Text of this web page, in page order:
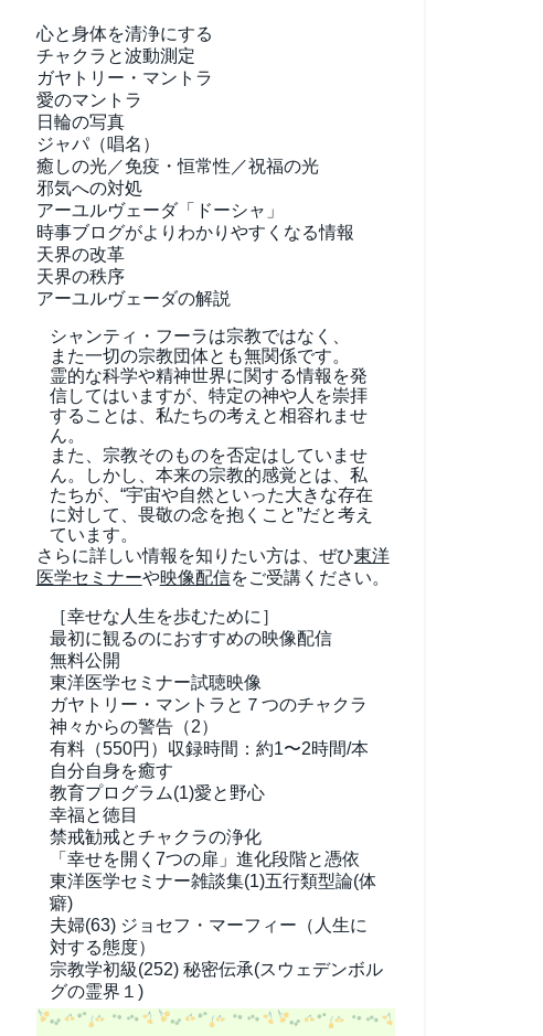
心と身体を清浄にする
チャクラと波動測定
ガヤトリー・マントラ
愛のマントラ
日輪の写真
ジャパ（唱名）
癒しの光／免疫・恒常性／祝福の光
邪気への対処
アーユルヴェーダ「ドーシャ」
時事ブログがよりわかりやすくなる情報
天界の改革
天界の秩序
アーユルヴェーダの解説
シャンティ・フーラは宗教ではなく、
また一切の宗教団体とも無関係です。
霊的な科学や精神世界に関する情報を発
信してはいますが、特定の神や人を崇拝
することは、私たちの考えと相容れませ
ん。
また、宗教そのものを否定はしていませ
ん。しかし、本来の宗教的感覚とは、私
たちが、“宇宙や自然といった大きな存在
に対して、畏敬の念を抱くこと”だと考え
ています。
さらに詳しい情報を知りたい方は、ぜひ東洋
医学セミナーや映像配信をご受講ください。
［幸せな人生を歩むために］
最初に観るのにおすすめの映像配信
無料公開
東洋医学セミナー試聴映像
ガヤトリー・マントラと７つのチャクラ
神々からの警告（2）
有料（550円） 収録時間：約1〜2時間/本
自分自身を癒す
教育プログラム(1)愛と野心
幸福と徳目
禁戒勧戒とチャクラの浄化
「幸せを開く7つの扉」進化段階と憑依
東洋医学セミナー雑談集(1)五行類型論(体
癖)
夫婦(63) ジョセフ・マーフィー（人生に
対する態度）
宗教学初級(252) 秘密伝承(スウェデンボル
グの霊界１)